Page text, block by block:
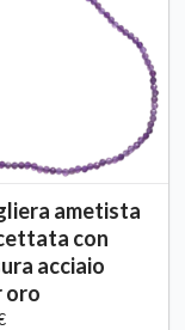
ametista
con
acciaio
oro